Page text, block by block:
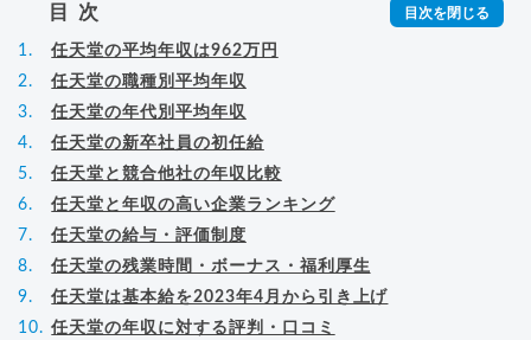
目次
任天堂の平均年収は962万円
任天堂の職種別平均年収
任天堂の年代別平均年収
任天堂の新卒社員の初任給
任天堂と競合他社の年収比較
任天堂と年収の高い企業ランキング
任天堂の給与・評価制度
任天堂の残業時間・ボーナス・福利厚生
任天堂は基本給を2023年4月から引き上げ
任天堂の年収に対する評判・口コミ